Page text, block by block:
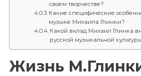
своем творчестве?
Какие специфические
музыке Михаила Глинки?
Какой вклад Михаил Глинка
русской музыкальной
Жизнь